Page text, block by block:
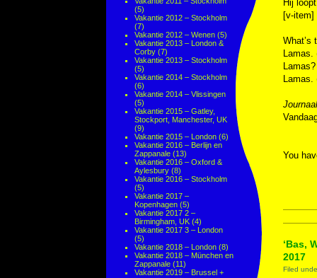
(5)
Vakantie 2012 – Stockholm
(7)
Vakantie 2012 – Wenen (5)
Vakantie 2013 – London &
Corby (7)
Vakantie 2013 – Stockholm
(5)
Vakantie 2014 – Stockholm
(6)
Vakantie 2014 – Vlissingen
(5)
Vakantie 2015 – Gatley,
Stockport, Manchester, UK
(9)
Vakantie 2015 – London (6)
Vakantie 2016 – Berlijn en
Zappanale (13)
Vakantie 2016 – Oxford &
Aylesbury (8)
Vakantie 2016 – Stockholm
(5)
Vakantie 2017 –
Kopenhagen (5)
Vakantie 2017 2 –
Birmingham, UK (4)
Vakantie 2017 3 – London
(5)
Vakantie 2018 – London (8)
Vakantie 2018 – München en
Zappanale (11)
Vakantie 2019 – Brussel +
Hij
[v-
What’s
Lamas.
You
‘Bas,
2017
Filed